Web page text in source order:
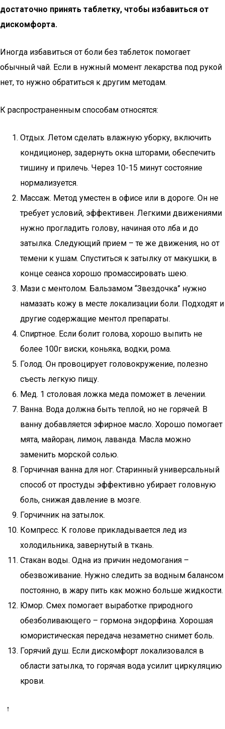
достаточно принять таблетку, чтобы избавиться от
дискомфорта.
Иногда избавиться от боли без таблеток помогает
обычный чай. Если в нужный момент лекарства под рукой
нет, то нужно обратиться к другим методам.
К распространенным способам относятся:
Отдых. Летом сделать влажную уборку, включить
кондиционер, задернуть окна шторами, обеспечить
тишину и прилечь. Через 10-15 минут состояние
нормализуется.
Массаж. Метод уместен в офисе или в дороге. Он не
требует условий, эффективен. Легкими движениями
нужно прогладить голову, начиная ото лба и до
затылка. Следующий прием – те же движения, но от
темени к ушам. Спуститься к затылку от макушки, в
конце сеанса хорошо промассировать шею.
Мази с ментолом. Бальзамом “Звездочка” нужно
намазать кожу в месте локализации боли. Подходят и
другие содержащие ментол препараты.
Спиртное. Если болит голова, хорошо выпить не
более 100г виски, коньяка, водки, рома.
Голод. Он провоцирует головокружение, полезно
съесть легкую пищу.
Мед. 1 столовая ложка меда поможет в лечении.
Ванна. Вода должна быть теплой, но не горячей. В
ванну добавляется эфирное масло. Хорошо помогает
мята, майоран, лимон, лаванда. Масла можно
заменить морской солью.
Горчичная ванна для ног. Старинный универсальный
способ от простуды эффективно убирает головную
боль, снижая давление в мозге.
Горчичник на затылок.
Компресс. К голове прикладывается лед из
холодильника, завернутый в ткань.
Стакан воды. Одна из причин недомогания –
обезвоживание. Нужно следить за водным балансом
постоянно, в жару пить как можно больше жидкости.
Юмор. Смех помогает выработке природного
обезболивающего – гормона эндорфина. Хорошая
юмористическая передача незаметно снимет боль.
Горячий душ. Если дискомфорт локализовался в
области затылка, то горячая вода усилит циркуляцию
крови.
↑